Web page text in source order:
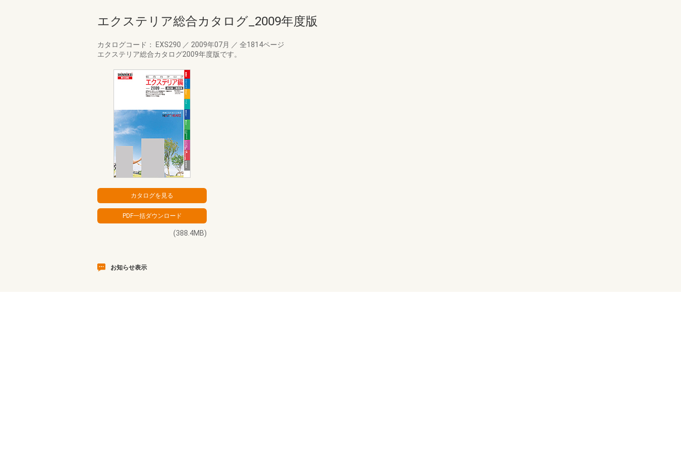
エクステリア総合カタログ_2009年度版
カタログコード： EXS290 ／ 2009年07月 ／ 全1814ページ
エクステリア総合カタログ2009年度版です。
(388.4MB)
お知らせ表示